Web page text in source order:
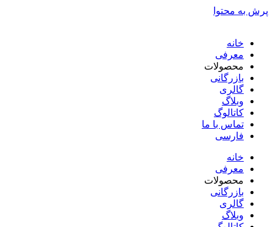
پرش به محتوا
خانه
معرفی
محصولات
بازرگانی
گالری
وبلاگ
کاتالوگ
تماس با ما
فارسی
خانه
معرفی
محصولات
بازرگانی
گالری
وبلاگ